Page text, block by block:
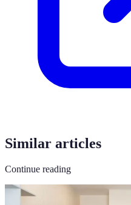
Similar articles
Continue reading